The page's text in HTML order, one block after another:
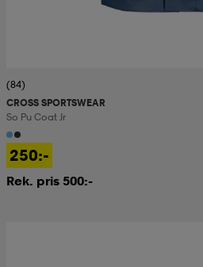
(84)
CROSS SPORTSWEAR
So Pu Coat Jr
250:-
Rek. pris 500:-